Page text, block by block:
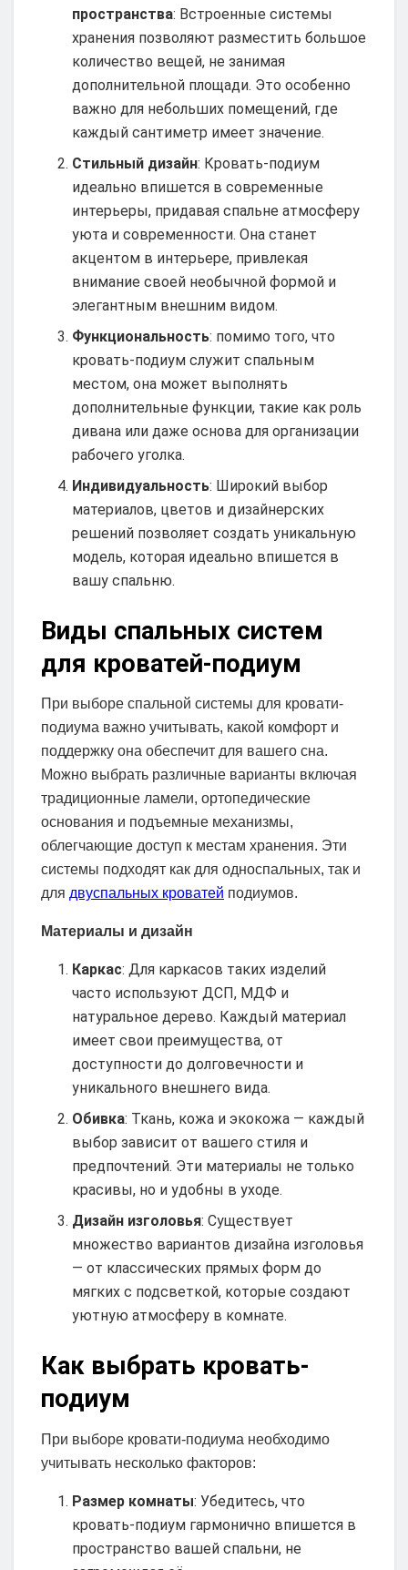
пространства: Встроенные системы
хранения позволяют разместить большое
количество вещей, не занимая
дополнительной площади. Это особенно
важно для небольших помещений, где
каждый сантиметр имеет значение.
Стильный дизайн: Кровать-подиум
идеально впишется в современные
интерьеры, придавая спальне атмосферу
уюта и современности. Она станет
акцентом в интерьере, привлекая
внимание своей необычной формой и
элегантным внешним видом.
Функциональность: помимо того, что
кровать-подиум служит спальным
местом, она может выполнять
дополнительные функции, такие как роль
дивана или даже основа для организации
рабочего уголка.
Индивидуальность: Широкий выбор
материалов, цветов и дизайнерских
решений позволяет создать уникальную
модель, которая идеально впишется в
вашу спальню.
Виды спальных систем
для кроватей-подиум
При выборе спальной системы для кровати-
подиума важно учитывать, какой комфорт и
поддержку она обеспечит для вашего сна.
Можно выбрать различные варианты включая
традиционные ламели, ортопедические
основания и подъемные механизмы,
облегчающие доступ к местам хранения. Эти
системы подходят как для односпальных, так и
для двуспальных кроватей подиумов.
Материалы и дизайн
Каркас: Для каркасов таких изделий
часто используют ДСП, МДФ и
натуральное дерево. Каждый материал
имеет свои преимущества, от
доступности до долговечности и
уникального внешнего вида.
Обивка: Ткань, кожа и экокожа — каждый
выбор зависит от вашего стиля и
предпочтений. Эти материалы не только
красивы, но и удобны в уходе.
Дизайн изголовья: Существует
множество вариантов дизайна изголовья
— от классических прямых форм до
мягких с подсветкой, которые создают
уютную атмосферу в комнате.
Как выбрать кровать-
подиум
При выборе кровати-подиума необходимо
учитывать несколько факторов:
Размер комнаты: Убедитесь, что
кровать-подиум гармонично впишется в
пространство вашей спальни, не